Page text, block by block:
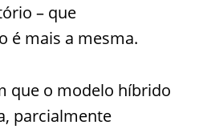
– que
é mais a mesma.
que o modelo híbrido
parcialmente